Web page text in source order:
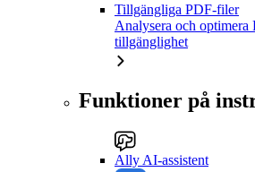
Tillgängliga PDF-filer
Analysera och
tillgänglighet
Funktioner på
Ally AI-assistent